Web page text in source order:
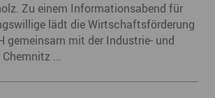
Zu einem Informationsabend für
lädt die Wirtschaftsförderung
gemeinsam mit der Industrie- und
...